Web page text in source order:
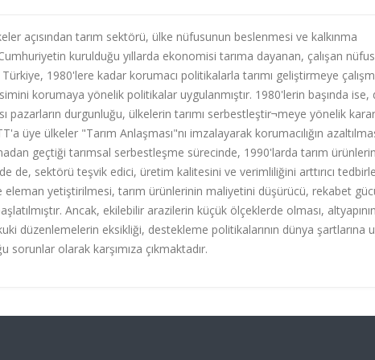
açısından tarım sektörü, ülke nüfusunun beslenmesi ve kalkınma
kurulduğu yıllarda ekonomisi tarıma dayanan, çalışan
1980'lere kadar korumacı politikalarla tarımı geliştirmeye
korumaya yönelik politikalar uygulanmıştır. 1980'lerin başında ise,
pazarların durgunluğu, ülkelerin tarımı serbestleştir¬meye yönelik
üye ülkeler "Tarım Anlaşması"nı imzalayarak korumacılığın
geçtiği tarımsal serbestleşme sürecinde, 1990'larda tarım
de, sektörü teşvik edici, üretim kalitesini ve verimliliğini arttırıcı
yetiştirilmesi, tarım ürünlerinin maliyetini düşürücü, rekabet
Ancak, ekilebilir arazilerin küçük ölçeklerde olması, altyapının
düzenlemelerin eksikliği, destekleme politikalarının dünya şartlarına
sorunlar olarak karşımıza çıkmaktadır.